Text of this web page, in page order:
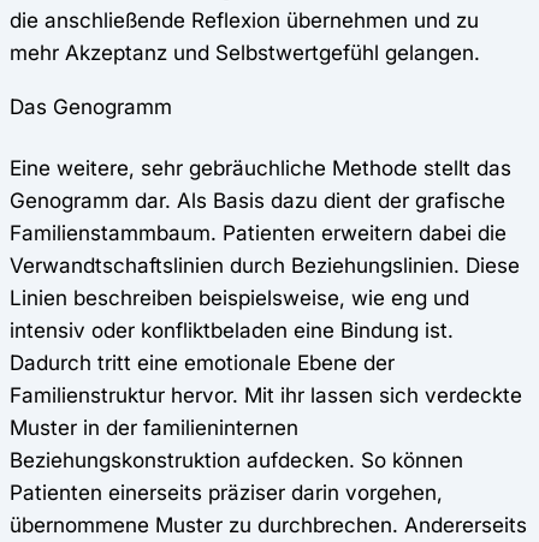
die anschließende Reflexion übernehmen und zu
mehr Akzeptanz und Selbstwertgefühl gelangen.
Das Genogramm
Eine weitere, sehr gebräuchliche Methode stellt das
Genogramm dar. Als Basis dazu dient der grafische
Familienstammbaum. Patienten erweitern dabei die
Verwandtschaftslinien durch Beziehungslinien. Diese
Linien beschreiben beispielsweise, wie eng und
intensiv oder konfliktbeladen eine Bindung ist.
Dadurch tritt eine emotionale Ebene der
Familienstruktur hervor. Mit ihr lassen sich verdeckte
Muster in der familieninternen
Beziehungskonstruktion aufdecken. So können
Patienten einerseits präziser darin vorgehen,
übernommene Muster zu durchbrechen. Andererseits